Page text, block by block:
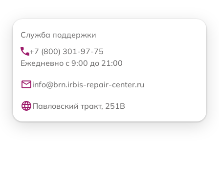
Служба поддержки
+7 (800) 301-97-75
Ежедневно с 9:00 до 21:00
info@brn.irbis-repair-center.ru
Павловский тракт, 251В